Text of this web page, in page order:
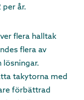
per år.
flera halltak
flera av
lösningar.
takytorna med
förbättrad